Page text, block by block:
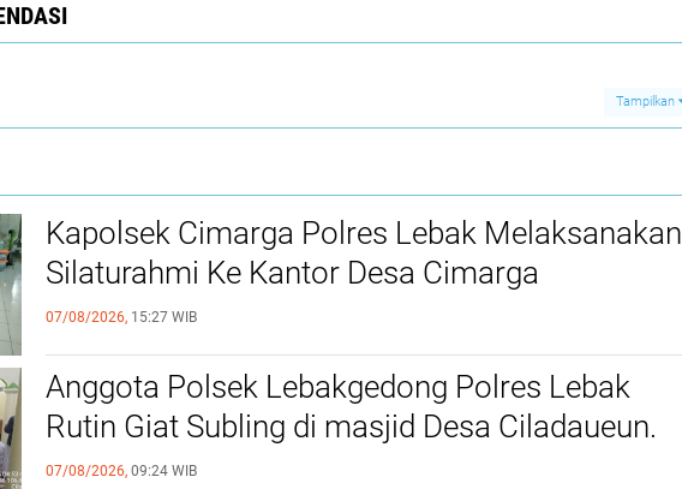
Tampilkan
Kapolsek Cimarga Polres Lebak Melaksanakan
Silaturahmi Ke Kantor Desa Cimarga
07/08/2026, 15:27 WIB
Anggota Polsek Lebakgedong Polres Lebak
Rutin Giat Subling di masjid Desa Ciladaueun.
07/08/2026, 09:24 WIB